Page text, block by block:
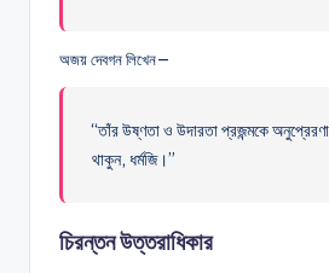
অজয় দেবগন লিখেন—
“তাঁর উষ্ণতা ও উদারতা প্রজন্মকে
থাকুন, ধর্মজি।”
চিরন্তন উত্তরাধিকার